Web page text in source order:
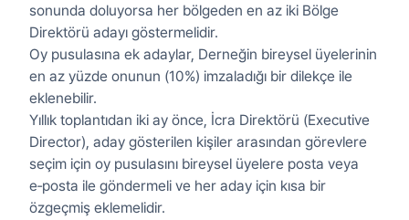
sonunda doluyorsa her bölgeden en az iki Bölge
Direktörü adayı göstermelidir.
Oy pusulasına ek adaylar, Derneğin bireysel üyelerinin
en az yüzde onunun (10%) imzaladığı bir dilekçe ile
eklenebilir.
Yıllık toplantıdan iki ay önce, İcra Direktörü (Executive
Director), aday gösterilen kişiler arasından görevlere
seçim için oy pusulasını bireysel üyelere posta veya
e‑posta ile göndermeli ve her aday için kısa bir
özgeçmiş eklemelidir.